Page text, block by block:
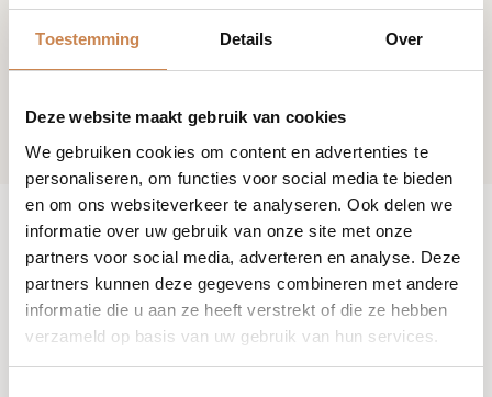
Toestemming Details Over
Deze website maakt gebruik van cookies
We gebruiken cookies om content en advertenties te
personaliseren, om functies voor social media te bieden
en om ons websiteverkeer te analyseren. Ook delen we
informatie over uw gebruik van onze site met onze
partners voor social media, adverteren en analyse. Deze
partners kunnen deze gegevens combineren met andere
informatie die u aan ze heeft verstrekt of die ze hebben
verzameld op basis van uw gebruik van hun services.
en join the tribe.